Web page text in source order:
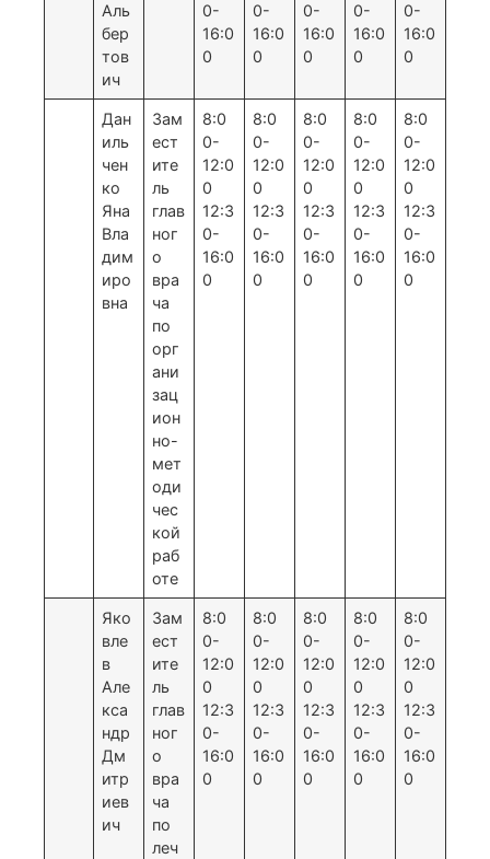
Аль
бер
тов
ич
0-
16:0
0
0-
16:0
0
0-
16:0
0
0-
16:0
0
0-
16:0
0
Дан
иль
чен
ко
Яна
Вла
дим
иро
вна
Зам
ест
ите
ль
глав
ног
о
вра
ча
по
орг
ани
зац
ион
но-
мет
оди
чес
кой
раб
оте
8:0
0-
12:0
0
12:3
0-
16:0
0
8:0
0-
12:0
0
12:3
0-
16:0
0
8:0
0-
12:0
0
12:3
0-
16:0
0
8:0
0-
12:0
0
12:3
0-
16:0
0
8:0
0-
12:0
0
12:3
0-
16:0
0
Яко
вле
в
Але
кса
ндр
Дм
итр
иев
ич
Зам
ест
ите
ль
глав
ног
о
вра
ча
по
леч
8:0
0-
12:0
0
12:3
0-
16:0
0
8:0
0-
12:0
0
12:3
0-
16:0
0
8:0
0-
12:0
0
12:3
0-
16:0
0
8:0
0-
12:0
0
12:3
0-
16:0
0
8:0
0-
12:0
0
12:3
0-
16:0
0